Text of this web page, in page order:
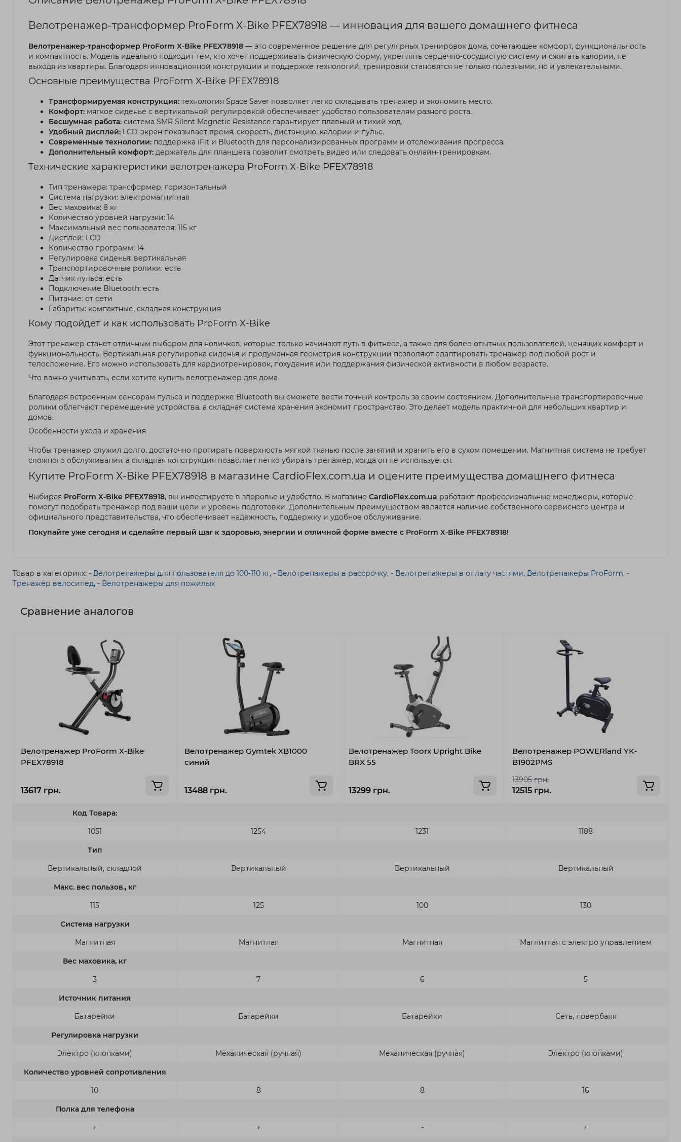
Велотренажер-трансформер ProForm X-Bike PFEX78918 — инновация для вашего домашнего фитнеса
Велотренажер-трансформер ProForm X-Bike PFEX78918 — это современное решение для регулярных тренировок дома, сочетающее комфорт, функциональность
и компактность. Модель идеально подходит тем, кто хочет поддерживать физическую форму, укреплять сердечно-сосудистую систему и сжигать калории, не
выходя из квартиры. Благодаря инновационной конструкции и поддержке технологий, тренировки становятся не только полезными, но и увлекательными.
Основные преимущества ProForm X-Bike PFEX78918
Трансформируемая конструкция: технология Space Saver позволяет легко складывать тренажер и экономить место.
Комфорт: мягкое сиденье с вертикальной регулировкой обеспечивает удобство пользователям разного роста.
Бесшумная работа: система SMR Silent Magnetic Resistance гарантирует плавный и тихий ход.
Удобный дисплей: LCD-экран показывает время, скорость, дистанцию, калории и пульс.
Современные технологии: поддержка iFit и Bluetooth для персонализированных программ и отслеживания прогресса.
Дополнительный комфорт: держатель для планшета позволит смотреть видео или следовать онлайн-тренировкам.
Технические характеристики велотренажера ProForm X-Bike PFEX78918
Тип тренажера: трансформер, горизонтальный
Система нагрузки: электромагнитная
Вес маховика: 8 кг
Количество уровней нагрузки: 14
Максимальный вес пользователя: 115 кг
Дисплей: LCD
Количество программ: 14
Регулировка сиденья: вертикальная
Транспортировочные ролики: есть
Датчик пульса: есть
Подключение Bluetooth: есть
Питание: от сети
Габариты: компактные, складная конструкция
Кому подойдет и как использовать ProForm X-Bike
Этот тренажер станет отличным выбором для новичков, которые только начинают путь в фитнесе, а также для более опытных пользователей, ценящих комфорт и
функциональность. Вертикальная регулировка сиденья и продуманная геометрия конструкции позволяют адаптировать тренажер под любой рост и
телосложение. Его можно использовать для кардиотренировок, похудения или поддержания физической активности в любом возрасте.
Что важно учитывать, если хотите купить велотренажер для дома
Благодаря встроенным сенсорам пульса и поддержке Bluetooth вы сможете вести точный контроль за своим состоянием. Дополнительные транспортировочные
ролики облегчают перемещение устройства, а складная система хранения экономит пространство. Это делает модель практичной для небольших квартир и
домов.
Особенности ухода и хранения
Чтобы тренажер служил долго, достаточно протирать поверхность мягкой тканью после занятий и хранить его в сухом помещении. Магнитная система не требует
сложного обслуживания, а складная конструкция позволяет легко убирать тренажер, когда он не используется.
Купите ProForm X-Bike PFEX78918 в магазине CardioFlex.com.ua и оцените преимущества домашнего фитнеса
Выбирая ProForm X-Bike PFEX78918, вы инвестируете в здоровье и удобство. В магазине CardioFlex.com.ua работают профессиональные менеджеры, которые
помогут подобрать тренажер под ваши цели и уровень подготовки. Дополнительным преимуществом является наличие собственного сервисного центра и
официального представительства, что обеспечивает надежность, поддержку и удобное обслуживание.
Покупайте уже сегодня и сделайте первый шаг к здоровью, энергии и отличной форме вместе с ProForm X-Bike PFEX78918!
Товар в категориях: - Велотренажеры для пользователя до 100-110 кг, - Велотренажеры в рассрочку, - Велотренажеры в оплату частями, Велотренажеры ProForm, -
Тренажёр велосипед, - Велотренажеры для пожилых
Сравнение аналогов
Велотренажер ProForm X-Bike
PFEX78918
13617 грн.
Код Товара:
1051
Тип
Вертикальный, складной
Макс. вес пользов., кг
115
Система нагрузки
Магнитная
Вес маховика, кг
3
Источник питания
Батарейки
Регулировка нагрузки
Электро (кнопками)
Количество уровней сопротивления
10
Полка для телефона
+
Велотренажер Gymtek XB1000
синий
13488 грн.
1254
Вертикальный
125
Магнитная
7
Батарейки
Механическая (ручная)
8
+
Велотренажер Toorx Upright Bike
BRX 55
13299 грн.
1231
Вертикальный
100
Магнитная
6
Батарейки
Механическая (ручная)
8
-
Велотренажер POWERland YK-
B1902PMS
13905 грн.
12515 грн.
1188
Вертикальный
130
Магнитная с электро управлением
5
Сеть, повербанк
Электро (кнопками)
16
+